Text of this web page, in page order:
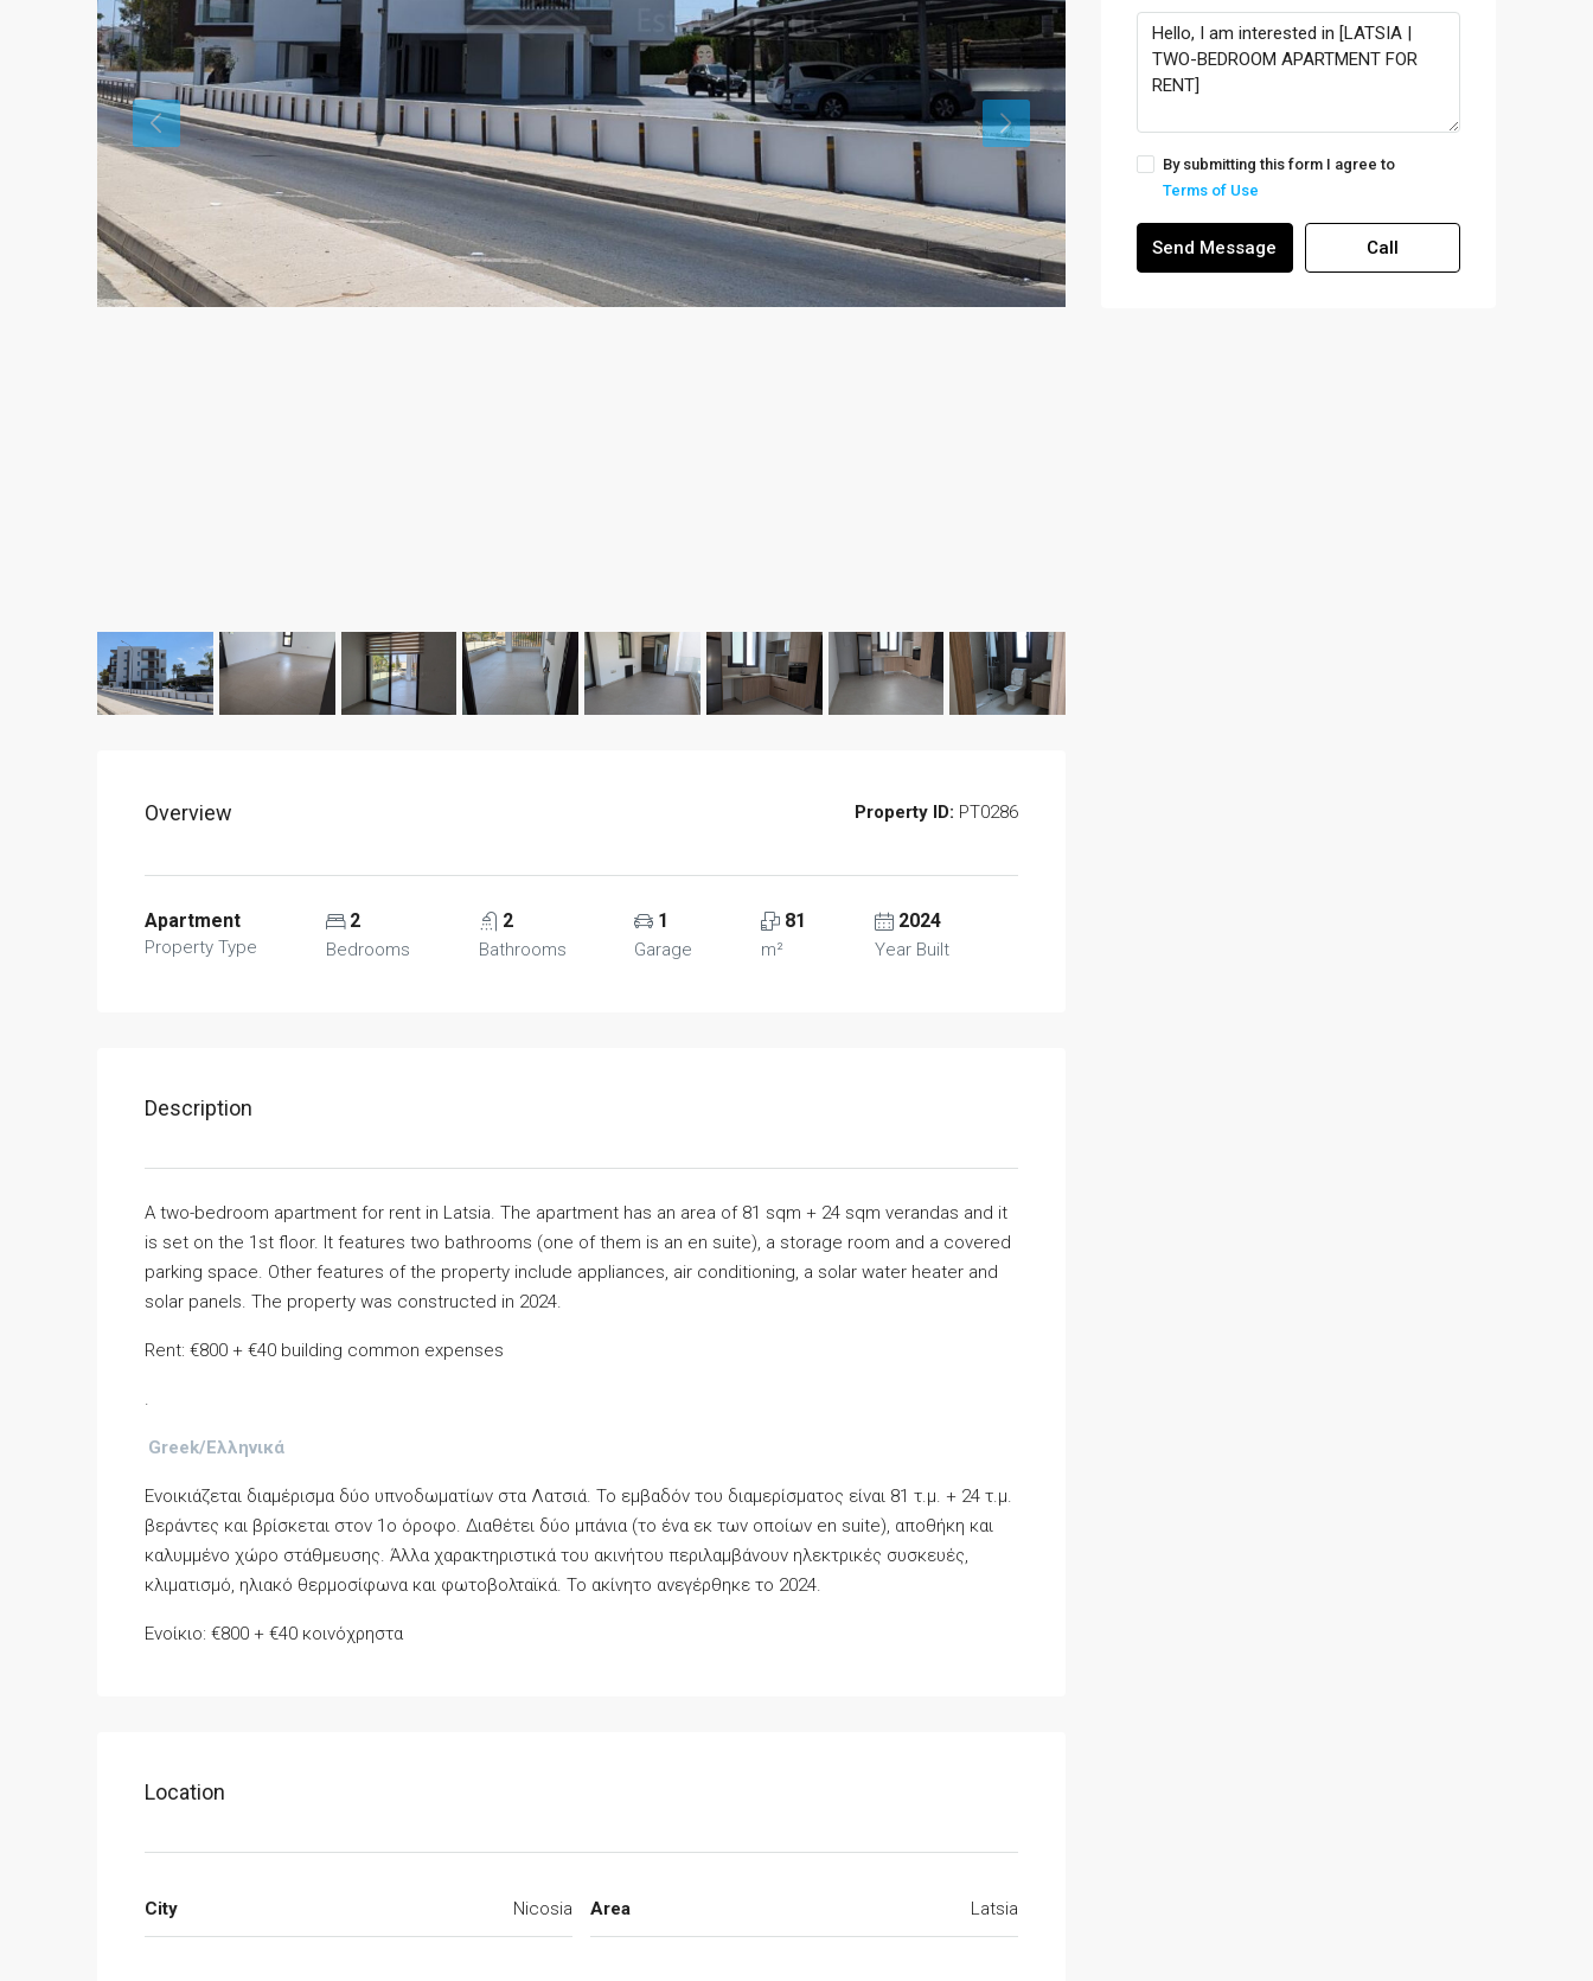
Overview Property ID: PT0286
Apartment
Property Type
2
Bedrooms
2
Bathrooms
1
Garage
81
m²
2024
Year Built
Description
A two-bedroom apartment for rent in Latsia. The apartment has an area of 81 sqm + 24 sqm verandas and it
is set on the 1st floor. It features two bathrooms (one of them is an en suite), a storage room and a covered
parking space. Other features of the property include appliances, air conditioning, a solar water heater and
solar panels. The property was constructed in 2024.
Rent: €800 + €40 building common expenses
.
Greek/Ελληνικά
Ενοικιάζεται διαμέρισμα δύο υπνοδωματίων στα Λατσιά. Το εμβαδόν του διαμερίσματος είναι 81 τ.μ. + 24 τ.μ.
βεράντες και βρίσκεται στον 1ο όροφο. Διαθέτει δύο μπάνια (το ένα εκ των οποίων en suite), αποθήκη και
καλυμμένο χώρο στάθμευσης. Άλλα χαρακτηριστικά του ακινήτου περιλαμβάνουν ηλεκτρικές συσκευές,
κλιματισμό, ηλιακό θερμοσίφωνα και φωτοβολταϊκά. Το ακίνητο ανεγέρθηκε το 2024.
Ενοίκιο: €800 + €40 κοινόχρηστα
Location
City Nicosia Area Latsia
By submitting this form I agree to
Terms of Use
Send Message Call